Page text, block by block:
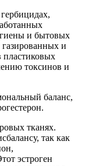
и бытовых
газированных и
пластиковых
токсинов и
баланс,
тканях.
так как
эстроген